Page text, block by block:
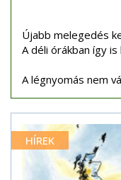
Újabb melegedés
A déli órákban így
A légnyomás nem
HÍREK